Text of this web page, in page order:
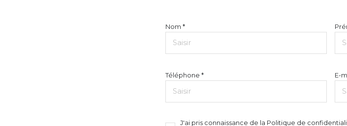
Nom *
Téléphone * E-
J'ai pris connaissance de la Politique de